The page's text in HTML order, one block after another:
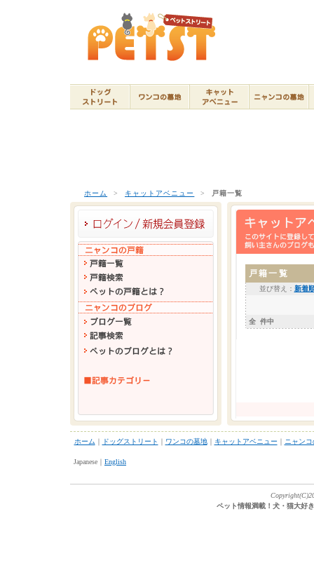
ホーム > キャットアベニュー > 戸籍一覧
戸籍一覧
並び替え： 新着
全 件中
ホーム ｜ ドッグストリート ｜ ワンコの墓地｜ キャットアベニュー ｜ ニャン
Japanese｜ English
ペット情報満載！犬・猫大好